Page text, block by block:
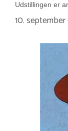
Udstillingen er
10.